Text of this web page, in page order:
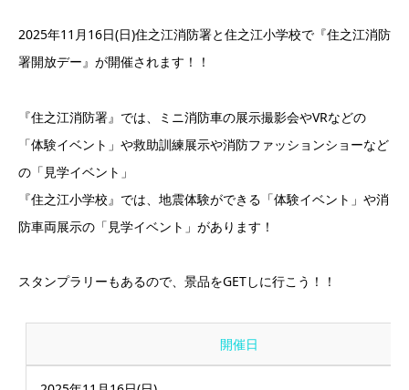
2025年11月16日(日)住之江消防署と住之江小学校で『住之江消防
署開放デー』が開催されます！！
『住之江消防署』では、ミニ消防車の展示撮影会やVRなどの
「体験イベント」や救助訓練展示や消防ファッションショーなど
の「見学イベント」
『住之江小学校』では、地震体験ができる「体験イベント」や消
防車両展示の「見学イベント」があります！
スタンプラリーもあるので、景品をGETしに行こう！！
開催日